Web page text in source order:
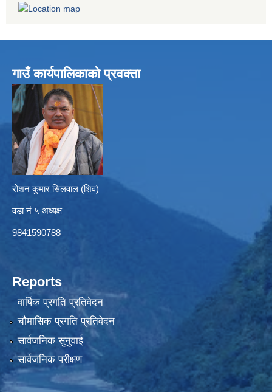
गाउँ कार्यपालिकाको प्रवक्ता
रोशन कुमार सिलवाल (शिव)
वडा नं ५ अध्यक्ष
9841590788
Reports
वार्षिक प्रगति प्रतिवेदन
चौमासिक प्रगति प्रतिवेदन
सार्वजनिक सुनुवाई
सार्वजनिक परीक्षण